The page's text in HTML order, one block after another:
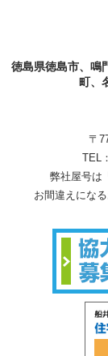
徳島県徳島市、鳴
町、
〒
TEL：
弊社屋号は
お間違えにな